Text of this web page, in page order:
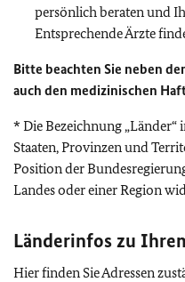
persönlich beraten und
Entsprechende Ärzte
Bitte beachten Sie neben
auch den medizinischen
* Die Bezeichnung „Länder“
Staaten, Provinzen und
Position der
Landes oder einer Region
Länderinfos zu
Hier finden Sie Adressen